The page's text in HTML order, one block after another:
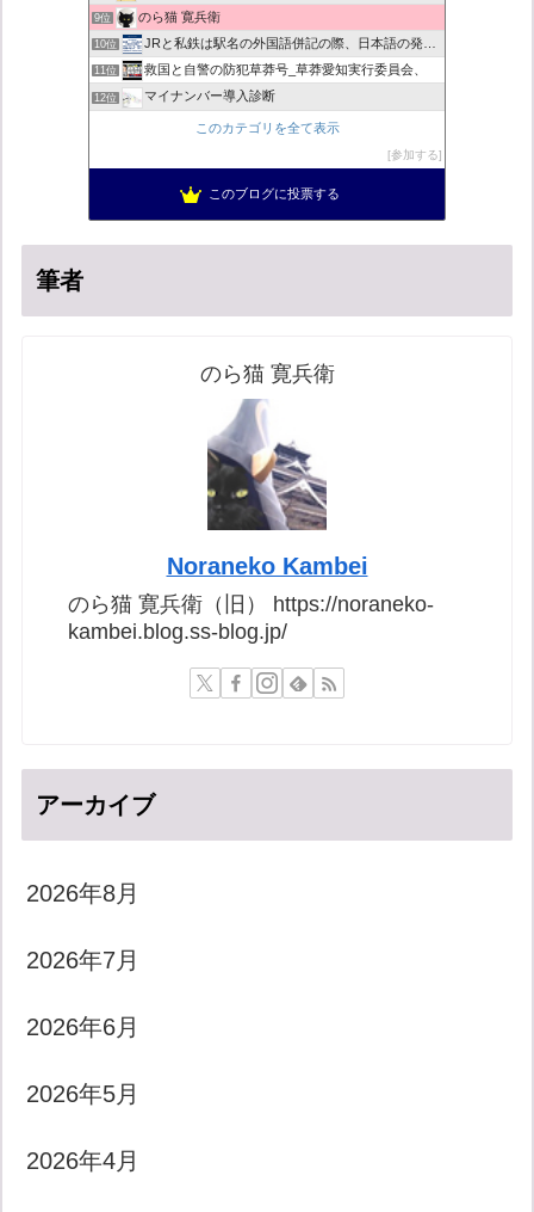
9位 のら猫 寛兵衛
10位 JRと私鉄は駅名の外国語併記の際、日本語の発音/…
11位 救国と自警の防犯草莽号_草莽愛知実行委員会、
12位 マイナンバー導入診断
ヨウイチとウサコの常識がひっくり返る消費税
真のジャーナリズムがここにある！
このカテゴリを全て表示
参加する
このブログに投票する
筆者
のら猫 寛兵衛
Noraneko Kambei
のら猫 寛兵衛（旧） https://noraneko-
kambei.blog.ss-blog.jp/
アーカイブ
2026年8月
2026年7月
2026年6月
2026年5月
2026年4月